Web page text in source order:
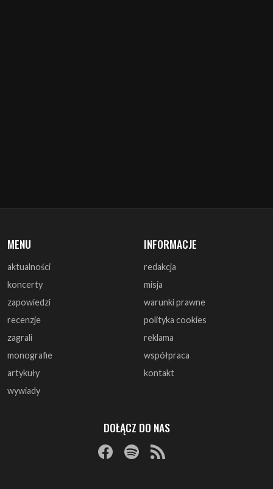
MENU
aktualności
koncerty
zapowiedzi
recenzje
zagrali
monografie
artykuły
wywiady
INFORMACJE
redakcja
misja
warunki prawne
polityka cookies
reklama
współpraca
kontakt
DOŁĄCZ DO NAS